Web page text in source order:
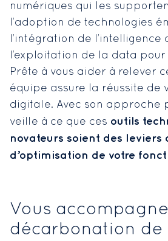
numériques qui les
l’adoption de technologies
l’intégration de
l’exploitation de la data
Prête à vous aider à relever
équipe assure la réussite de
digitale. Avec son approche
veille à ce que ces outils
novateurs soient des leviers
d’optimisation de votre
Vous
décarbonation de